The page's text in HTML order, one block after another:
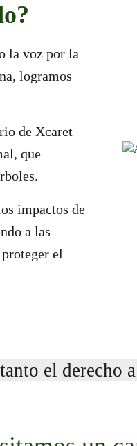
la voz por la
logramos
de Xcaret
que
impactos de
a las
el
el derecho